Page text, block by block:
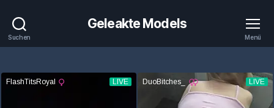
Suchen
Geleakte Models
Menü